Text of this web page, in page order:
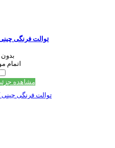
توالت فرنگی
اتمام
مشاهده